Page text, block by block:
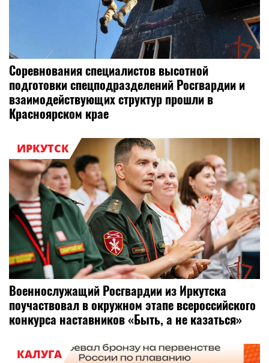
Соревнования специалистов высотной
подготовки спецподразделений Росгвардии и
взаимодействующих структур прошли в
Красноярском крае
ИРКУТСК
Военнослужащий Росгвардии из Иркутска
поучаствовал в окружном этапе всероссийского
конкурса наставников «Быть, а не казаться»
КАЛУГА